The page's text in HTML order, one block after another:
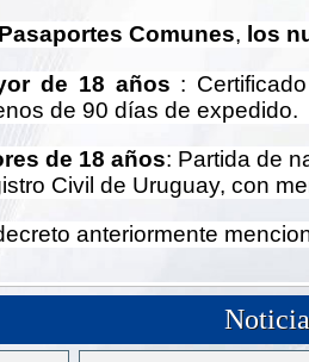
Pasaportes Comunes, los
de 18 años :
de 90 días de expedido.
de 18 años: Partida de
Civil de Uruguay, con
anteriormente